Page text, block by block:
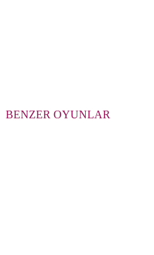
BENZER OYUNLAR